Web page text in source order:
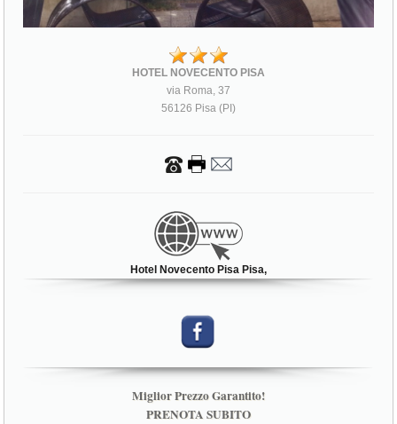
HOTEL NOVECENTO PISA
via Roma, 37
56126 Pisa (PI)
Hotel Novecento Pisa Pisa,
Miglior Prezzo Garantito!
PRENOTA SUBITO